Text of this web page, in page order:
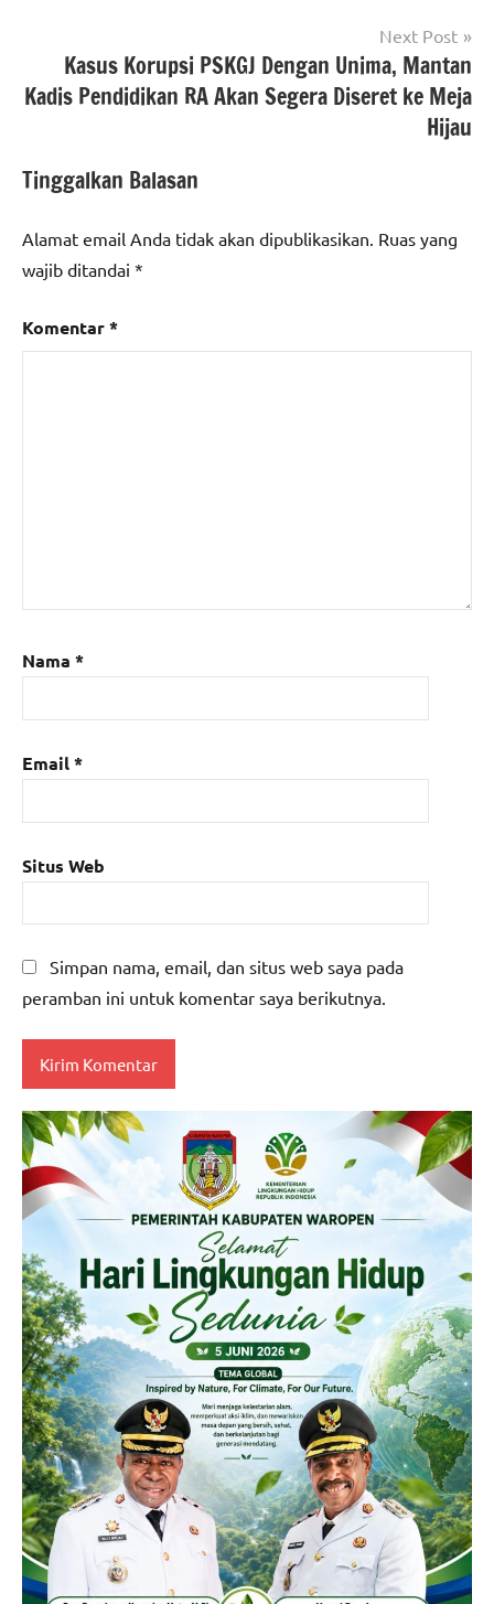
Next Post
Kasus Korupsi PSKGJ Dengan Unima, Mantan
Kadis Pendidikan RA Akan Segera Diseret ke Meja
Hijau
Tinggalkan Balasan
Alamat email Anda tidak akan dipublikasikan. Ruas yang
wajib ditandai *
Komentar*
Nama *
Email*
Situs Web
Simpan nama, email, dan situs web saya pada
peramban ini untuk komentar saya berikutnya.